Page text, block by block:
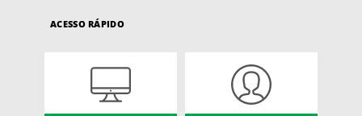
ACESSO RÁPIDO